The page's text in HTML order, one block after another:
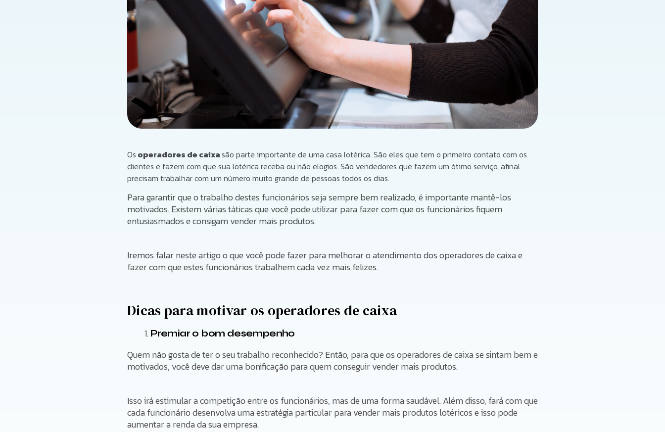
Os operadores de caixasão parte importante de uma casa lotérica. São eles que tem o primeiro contato com os
clientes e fazem com que sua lotérica receba ou não elogios. São vendedores que fazem um ótimo serviço, afinal
precisam trabalhar com um número muito grande de pessoas todos os dias.
Para garantir que o trabalho destes funcionários seja sempre bem realizado, é importante mantê-los
motivados. Existem várias táticas que você pode utilizar para fazer com que os funcionários fiquem
entusiasmados e consigam vender mais produtos.
Iremos falar neste artigo o que você pode fazer para melhorar o atendimento dos operadores de caixa e
fazer com que estes funcionários trabalhem cada vez mais felizes.
Dicas para motivar os operadores de caixa
Premiar o bom desempenho
Quem não gosta de ter o seu trabalho reconhecido? Então, para que os operadores de caixa se sintam bem e
motivados, você deve dar uma bonificação para quem conseguir vender mais produtos.
Isso irá estimular a competição entre os funcionários, mas de uma forma saudável. Além disso, fará com que
cada funcionário desenvolva uma estratégia particular para vender mais produtos lotéricos e isso pode
aumentar a renda da sua empresa.